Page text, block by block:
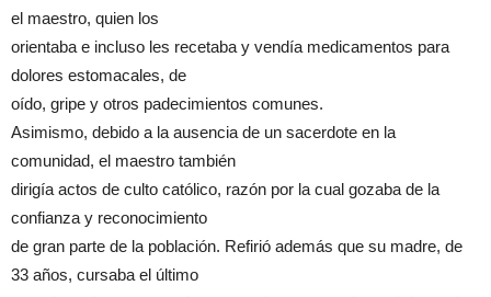
el maestro, quien los
orientaba e incluso les recetaba y vendía medicamentos para
dolores estomacales, de
oído, gripe y otros padecimientos comunes.
Asimismo, debido a la ausencia de un sacerdote en la
comunidad, el maestro también
dirigía actos de culto católico, razón por la cual gozaba de la
confianza y reconocimiento
de gran parte de la población. Refirió además que su madre, de
33 años, cursaba el último